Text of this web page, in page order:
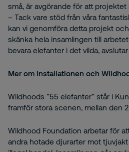
små, är avgörande för att
– Tack vare stöd från våra
kan vi genomföra detta projekt
skänka hela insamlingen till
bevara elefanter i det vilda,
Mer om installationen och
Wildhoods ”55 elefanter” står i
framför stora scenen, mellan den
Wildhood Foundation arbetar för
andra hotade djurarter mot